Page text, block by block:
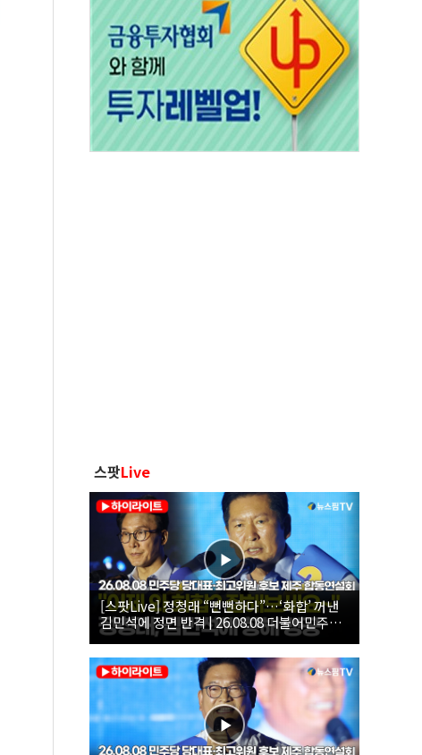
스팟Live
[스팟Live] 정청래 “뻔뻔하다”…‘화합’ 꺼낸
김민석에 정면 반격 | 26.08.08 더불어민주당
당대표·최고위원 후보 제주 합동연설회